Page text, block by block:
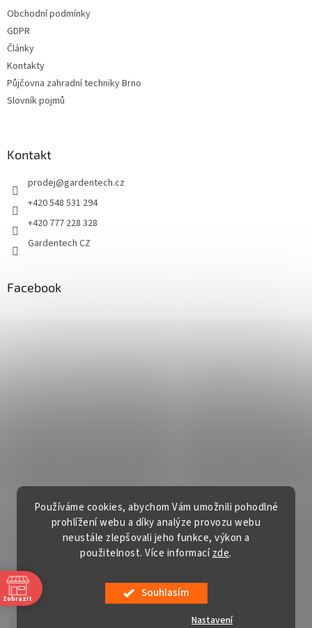
Používáme cookies, abychom Vám umožnili pohodlné
prohlížení webu a díky analýze provozu webu
neustále zlepšovali jeho funkce, výkon a
použitelnost. Více informacízde.
Souhlasím
Nastavení
Obchodní podmínky
GDPR
Články
Kontakty
Půjčovna zahradní techniky Brno
Slovník pojmů
Kontakt
prodej@gardentech.cz
+420 548 531 294
+420 777 228 328
Gardentech CZ
Facebook
Vytvořil Shoptet
Copyright 2026 Gardentech s.r.o.. Všechna práva vyhrazena.
Zobrazit